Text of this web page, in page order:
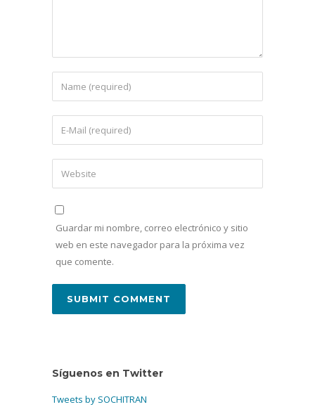
Guardar mi nombre, correo electrónico y sitio
web en este navegador para la próxima vez
que comente.
Síguenos en Twitter
Tweets by SOCHITRAN